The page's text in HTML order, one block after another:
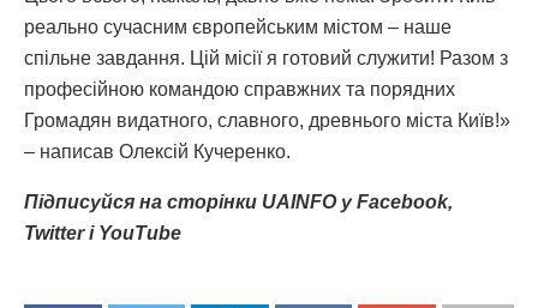
реально сучасним європейським містом – наше
спільне завдання. Цій місії я готовий служити! Разом з
професійною командою справжних та порядних
Громадян видатного, славного, древнього міста Київ!»
– написав Олексій Кучеренко.
Підписуйся на сторінки UAINFO у Facebook,
Twitter і YouTube